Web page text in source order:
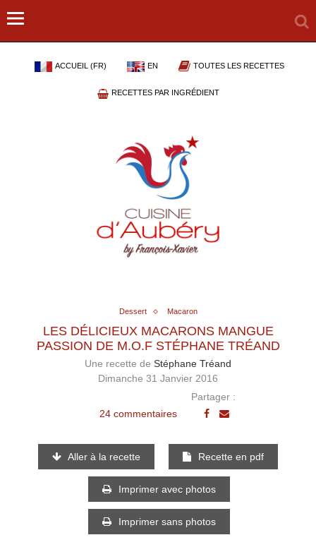
ACCUEIL (FR) EN TOUTES LES RECETTES
RECETTES PAR INGRÉDIENT
Dessert Macaron
LES DÉLICIEUX MACARONS MANGUE
PASSION DE M.O.F STÉPHANE TRÉAND
Une recette de Stéphane Tréand
Dimanche 31 Janvier 2016
24 commentaires
Partager :
Aller à la recette Recette en pdf
Imprimer avec photos
Imprimer sans photos